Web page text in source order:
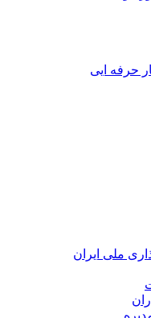
حرفه ایی
ملی ایران